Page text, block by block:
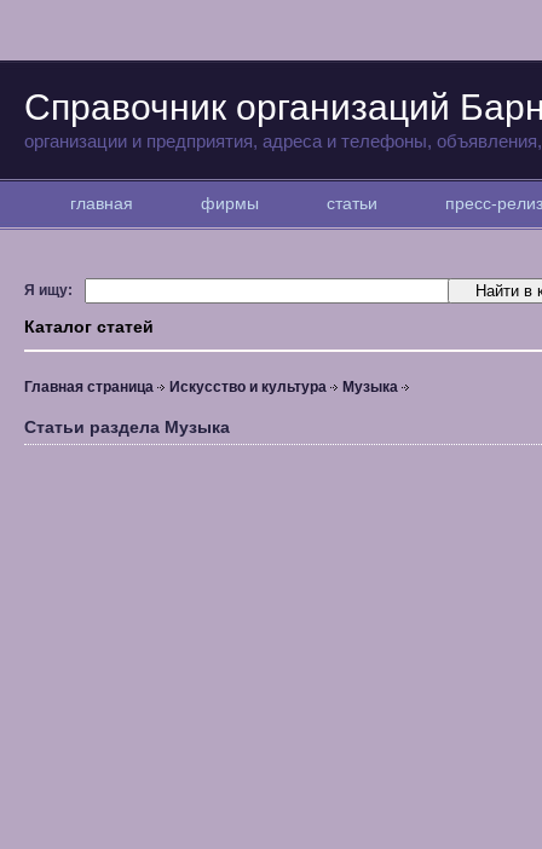
Справочник организаций
организации и предприятия, адреса и телефоны,
главная фирмы статьи пресс-
Я ищу:
Каталог статей
Главная страница Искусство и культура Музыка
Статьи раздела Музыка